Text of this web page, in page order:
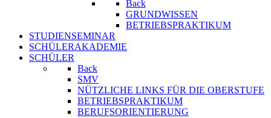
Back
GRUNDWISSEN
BETRIEBSPRAKTIKUM
STUDIENSEMINAR
SCHÜLERAKADEMIE
SCHÜLER
Back
SMV
NÜTZLICHE LINKS FÜR DIE OBERSTUFE
BETRIEBSPRAKTIKUM
BERUFSORIENTIERUNG